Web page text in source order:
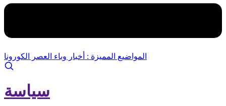
المواضيع المميزة : أخبار وباء العصر الكورونا
سياسة